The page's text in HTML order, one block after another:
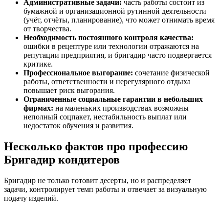
Административные задачи: часть работы состоит из
бумажной и организационной рутинной деятельности
(учёт, отчёты, планирование), что может отнимать время
от творчества.
Необходимость постоянного контроля качества:
ошибки в рецептуре или технологии отражаются на
репутации предприятия, и бригадир часто подвергается
критике.
Профессиональное выгорание: сочетание физической
работы, ответственности и нерегулярного отдыха
повышает риск выгорания.
Ограниченные социальные гарантии в небольших
фирмах: на маленьких производствах возможны
неполный соцпакет, нестабильность выплат или
недостаток обучения и развития.
Несколько фактов про профессию
Бригадир кондитеров
Бригадир не только готовит десерты, но и распределяет
задачи, контролирует темп работы и отвечает за визуальную
подачу изделий.